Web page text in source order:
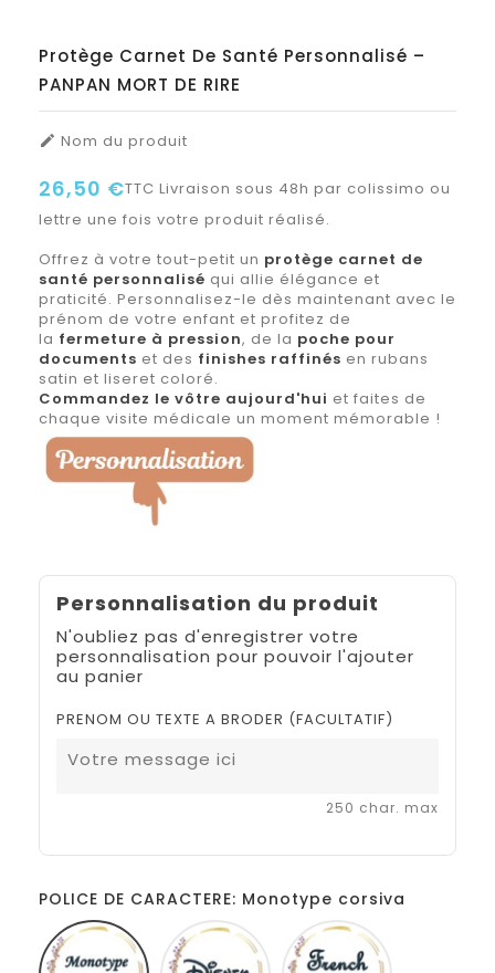
Protège Carnet De Santé Personnalisé –
PANPAN MORT DE RIRE
 Nom du produit
26,50 €TTC Livraison sous 48h par colissimo ou
lettre une fois votre produit réalisé.
Offrez à votre tout-petit un protège carnet de
santé personnalisé qui allie élégance et
praticité. Personnalisez-le dès maintenant avec le
prénom de votre enfant et profitez de
la fermeture à pression, de la poche pour
documents et des finishes raffinés en rubans
satin et liseret coloré.
Commandez le vôtre aujourd'hui et faites de
chaque visite médicale un moment mémorable !
Personnalisation du produit
N'oubliez pas d'enregistrer votre
personnalisation pour pouvoir l'ajouter
au panier
PRENOM OU TEXTE A BRODER (FACULTATIF)
250 char. max
POLICE DE CARACTERE: Monotype corsiva
Monotype
corsiva
Disney